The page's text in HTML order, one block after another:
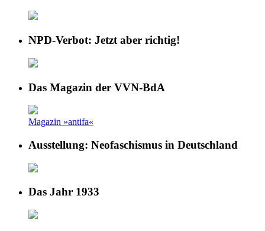
NPD-Verbot: Jetzt aber richtig!
Das Magazin der VVN-BdA
Magazin »antifa«
Ausstellung: Neofaschismus in Deutschland
Das Jahr 1933